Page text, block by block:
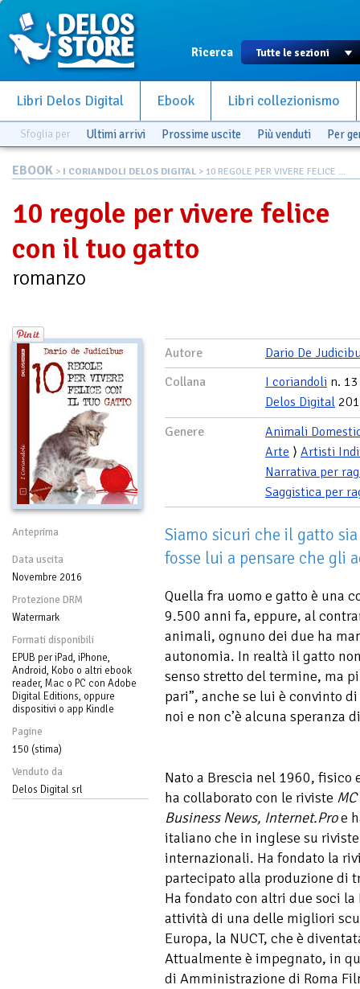
Ricerca
Libri Delos Digital Ebook Libri collezionismo
Sfoglia per Ultimi arrivi Prossime uscite Più venduti Per
EBOOK > I CORIANDOLI DELOS DIGITAL > 10 REGOLE PER VIVERE FELICE ...
10 regole per vivere felice
con il tuo gatto
romanzo
Anteprima
Data uscita
Novembre 2016
Protezione DRM
Watermark
Formati disponibili
EPUB per iPad, iPhone,
Android, Kobo o altri ebook
reader, Mac o PC con Adobe
Digital Editions, oppure
dispositivi o app Kindle
Pagine
150 (stima)
Venduto da
Delos Digital srl
Autore
Dario De
Collana
I coriandoli n. 13
Delos Digital
Genere
Animali
Arte ⟩ Artisti
Narrativa per
Saggistica per
Siamo sicuri che il gatto
fosse lui a pensare che gli
Quella fra uomo e gatto è una
9.500 anni fa, eppure, al
animali, ognuno dei due ha
autonomia. In realtà il gatto
senso stretto del termine, ma
pari”, anche se lui è convinto
noi e non c’è alcuna speranza
Nato a Brescia nel 1960,
ha collaborato con le riviste
Business News, Internet.Proe
italiano che in inglese su
internazionali. Ha fondato la
partecipato alla produzione di
Ha fondato con altri due soci
attività di una delle migliori
Europa, la NUCT, che è
Attualmente è impegnato, in
di Amministrazione di Roma